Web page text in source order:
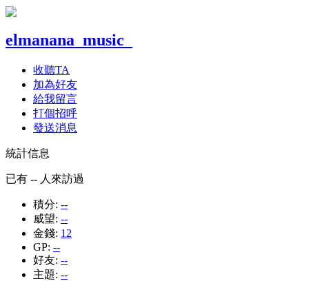
elmanana_music_
收聽TA
加為好友
給我留言
打個招呼
發送消息
統計信息
已有 -- 人來訪過
積分: --
威望: --
金錢: 12
GP: --
好友: --
主題: --